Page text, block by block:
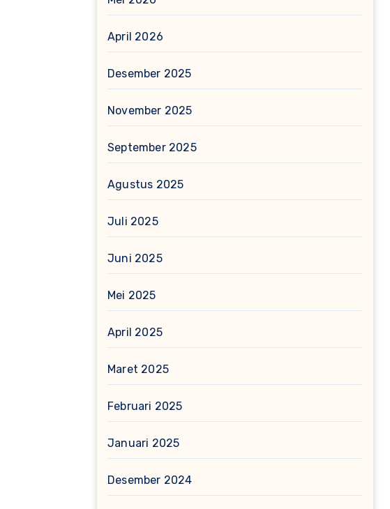
April 2026
Desember 2025
November 2025
September 2025
Agustus 2025
Juli 2025
Juni 2025
Mei 2025
April 2025
Maret 2025
Februari 2025
Januari 2025
Desember 2024